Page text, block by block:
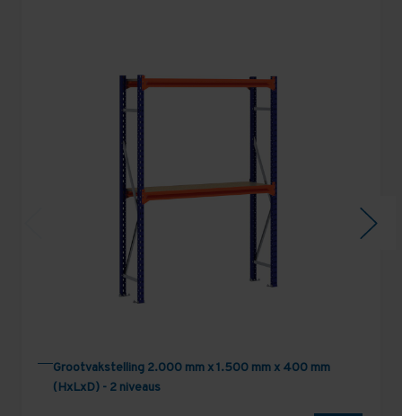
Grootvakstelling 2.000 mm x 1.500 mm x 400 mm
(HxLxD) - 2 niveaus